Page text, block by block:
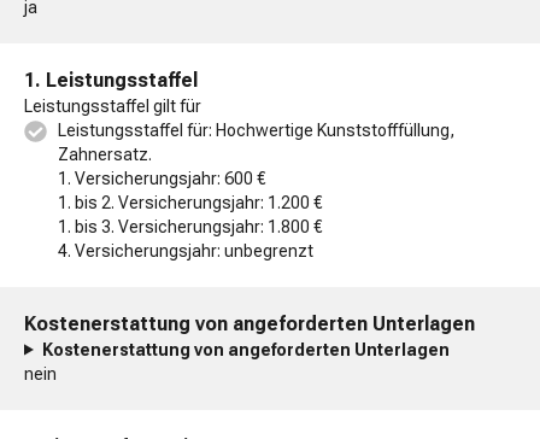
ja
1. Leistungsstaffel
Leistungsstaffel gilt für
Leistungsstaffel für: Hochwertige Kunststofffüllung,
Zahnersatz.
1. Versicherungsjahr: 600 €
1. bis 2. Versicherungsjahr: 1.200 €
1. bis 3. Versicherungsjahr: 1.800 €
4. Versicherungsjahr: unbegrenzt
Kostenerstattung von angeforderten Unterlagen
Kostenerstattung von angeforderten Unterlagen
nein